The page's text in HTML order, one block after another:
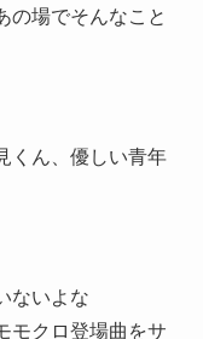
の場でそんなこと
くん、優しい青年
ないよな
モクロ登場曲をサ